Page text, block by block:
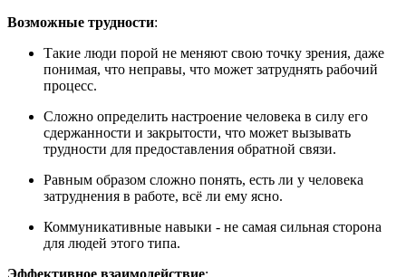
Возможные трудности:
Такие люди порой не меняют свою точку зрения, даже
понимая, что неправы, что может затруднять рабочий
процесс.
Сложно определить настроение человека в силу его
сдержанности и закрытости, что может вызывать
трудности для предоставления обратной связи.
Равным образом сложно понять, есть ли у человека
затруднения в работе, всё ли ему ясно.
Коммуникативные навыки - не самая сильная сторона
для людей этого типа.
Эффективное взаимодействие: